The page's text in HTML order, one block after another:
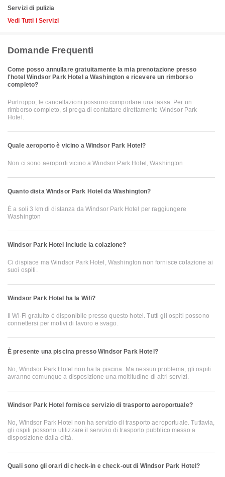
Servizi di pulizia
Vedi Tutti i Servizi
Domande Frequenti
Come posso annullare gratuitamente la mia prenotazione presso
l'hotel Windsor Park Hotel a Washington e ricevere un rimborso
completo?
Purtroppo, le cancellazioni possono comportare una tassa. Per un
rimborso completo, si prega di contattare direttamente Windsor Park
Hotel.
Quale aeroporto è vicino a Windsor Park Hotel?
Non ci sono aeroporti vicino a Windsor Park Hotel, Washington
Quanto dista Windsor Park Hotel da Washington?
È a soli 3 km di distanza da Windsor Park Hotel per raggiungere
Washington
Windsor Park Hotel include la colazione?
Ci dispiace ma Windsor Park Hotel, Washington non fornisce colazione ai
suoi ospiti.
Windsor Park Hotel ha la Wifi?
Il Wi-Fi gratuito è disponibile presso questo hotel. Tutti gli ospiti possono
connettersi per motivi di lavoro e svago.
È presente una piscina presso Windsor Park Hotel?
No, Windsor Park Hotel non ha la piscina. Ma nessun problema, gli ospiti
avranno comunque a disposizione una moltitudine di altri servizi.
Windsor Park Hotel fornisce servizio di trasporto aeroportuale?
No, Windsor Park Hotel non ha servizio di trasporto aeroportuale. Tuttavia,
gli ospiti possono utilizzare il servizio di trasporto pubblico messo a
disposizione dalla città.
Quali sono gli orari di check-in e check-out di Windsor Park Hotel?